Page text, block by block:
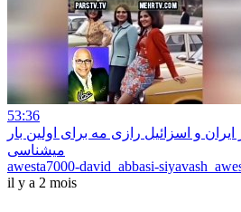
53:36
ایران و اسزائیل رازی مه برای اولین بار
میشناسی
awesta7000-david_abbasi-
il y a 2 mois